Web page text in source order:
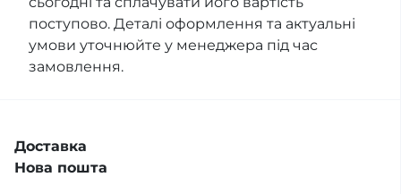
поступово. Деталі оформлення та актуальні
умови уточнюйте у менеджера під час
замовлення.
Доставка
Нова пошта